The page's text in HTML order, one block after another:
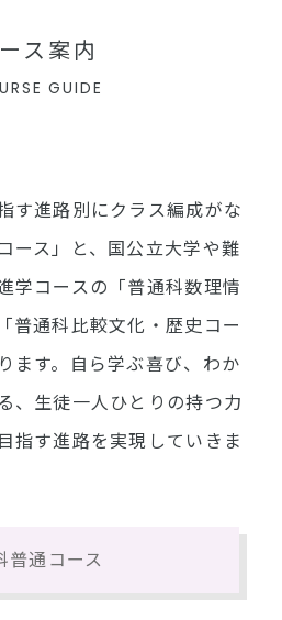
ス案内
GUIDE
す進路別にクラス編成がな
ース」と、国公立大学や難
学コースの「普通科数理情
普通科比較文化・歴史コー
ます。自ら学ぶ喜び、わか
、生徒一人ひとりの持つ力
指す進路を実現していきま
普通コース